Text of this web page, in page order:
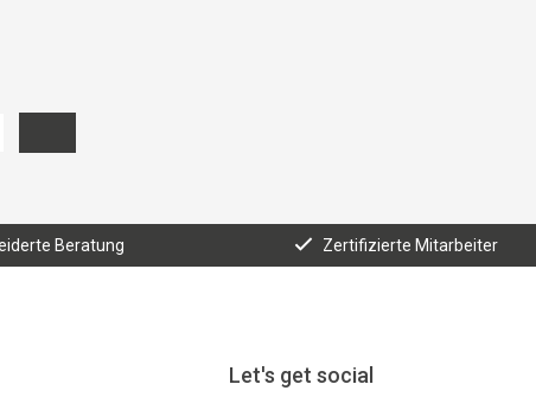
Beratung Zertifizierte Mitarbeiter
Let's get social